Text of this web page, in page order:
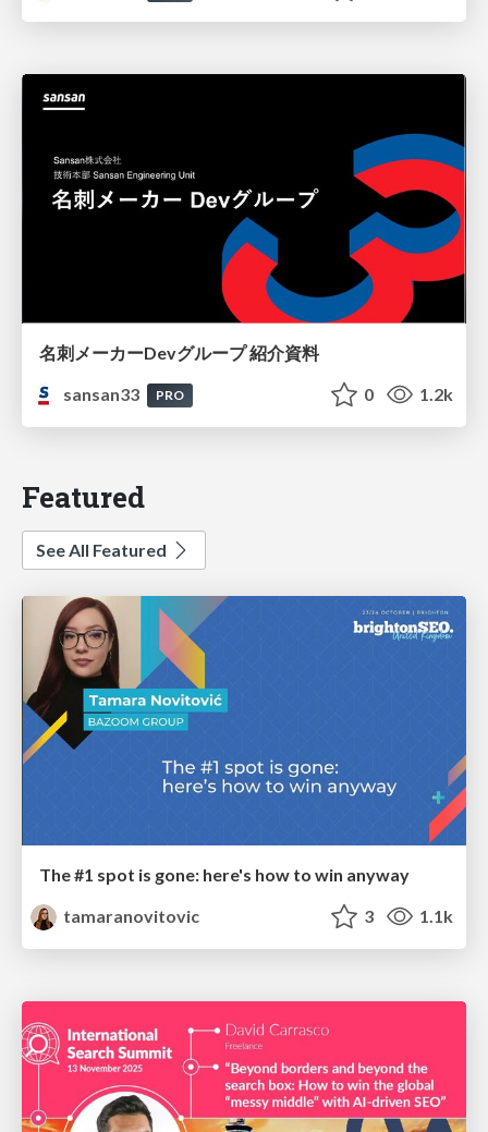
名刺メーカーDevグループ 紹介資料
sansan33
PRO 0 1.2k
Featured
See All Featured
The #1 spot is gone: here's how to win anyway
tamaranovitovic
3 1.1k